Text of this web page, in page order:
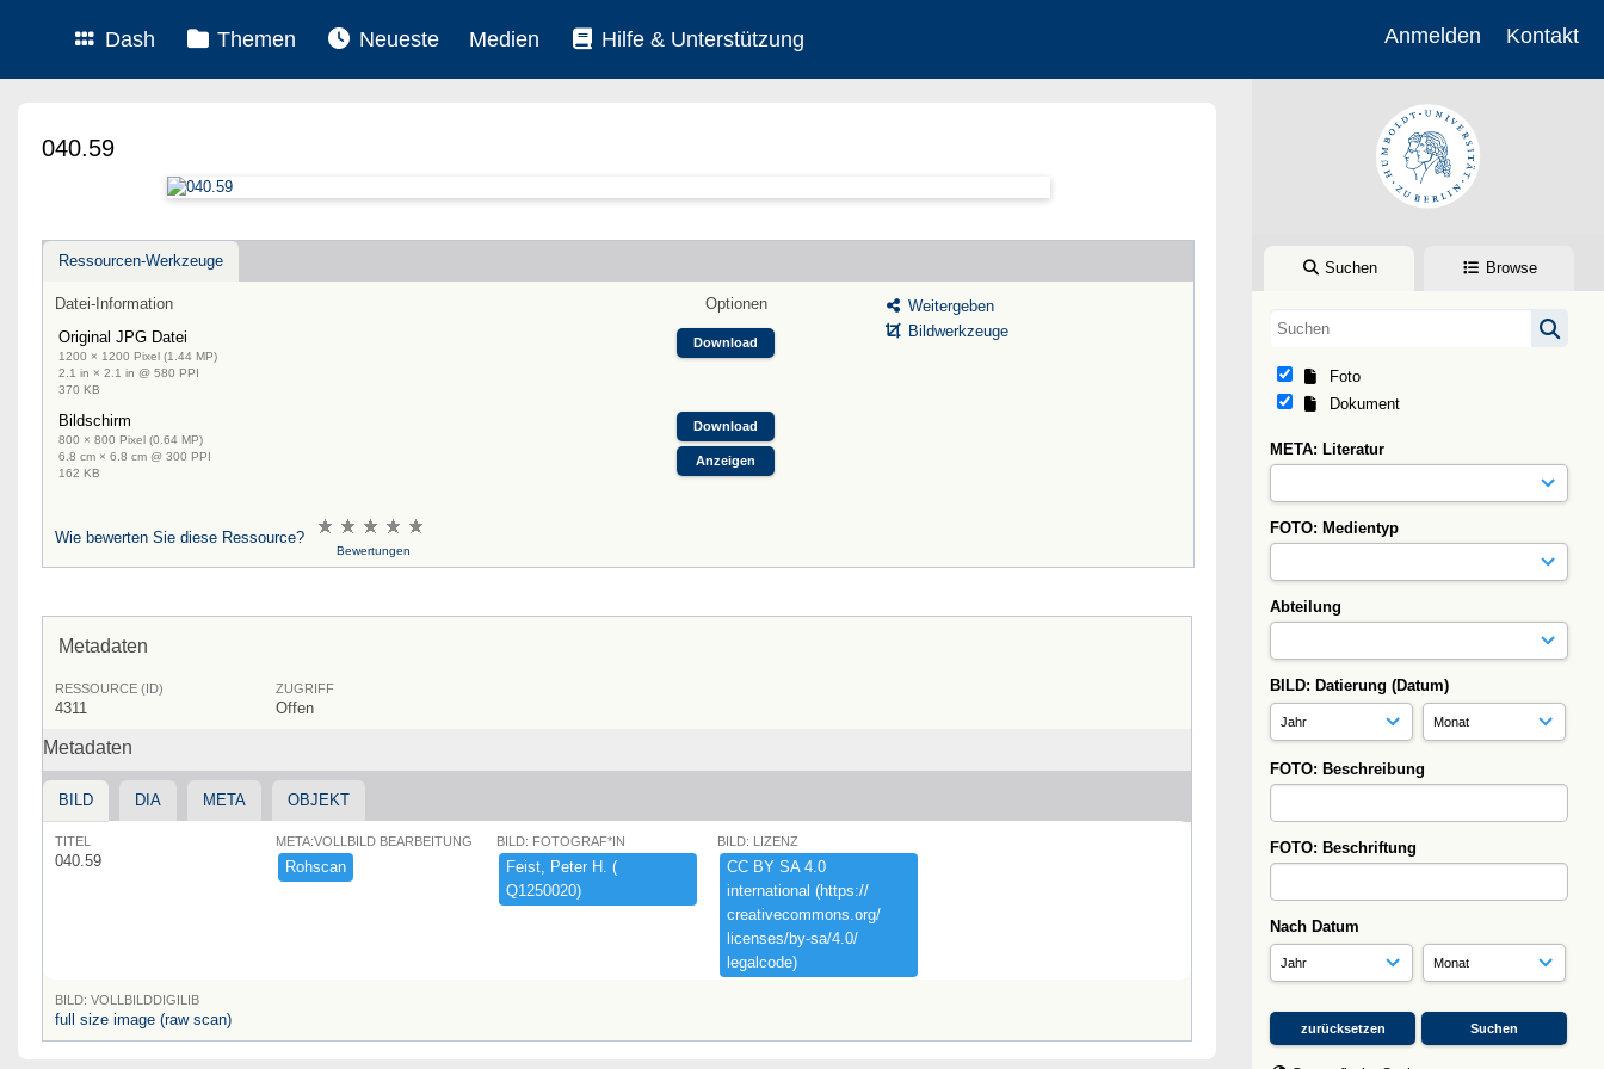
Dash Themen Neueste Medien Hilfe & Unterstützung Anmelden Kontakt
Suchen Browse
Foto
Dokument
META: Literatur
FOTO: Medientyp
Abteilung
BILD: Datierung (Datum)
FOTO: Beschreibung
FOTO: Beschriftung
Nach Datum
040.59
Ressourcen-Werkzeuge
Datei-Information
Optionen
Original JPG Datei
1200 × 1200 Pixel (1.44 MP)
2.1 in × 2.1 in @ 580 PPI
370 KB
Download
Bildschirm
800 × 800 Pixel (0.64 MP)
6.8 cm × 6.8 cm @ 300 PPI
162 KB
Download
Anzeigen
Weitergeben
Bildwerkzeuge
Wie bewerten Sie diese Ressource?
Bewertungen
Metadaten
RESSOURCE (ID)
4311
ZUGRIFF
Offen
Metadaten
BILD DIA META OBJEKT
TITEL
040.59
META:VOLLBILD BEARBEITUNG
Rohscan
BILD: FOTOGRAF*IN
Feist,​ ​Peter ​H.​ ​(​
Q1250020)​
BILD: LIZENZ
CC ​BY ​SA ​4.​0 ​
international ​(​https:​/​/​
creativecommons.​org/​
licenses/​by-​sa/​4.​0/​
legalcode)​
BILD: VOLLBILDDIGILIB
full size image (raw scan)